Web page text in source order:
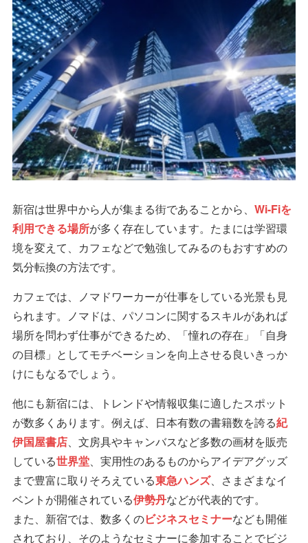
新宿は世界中から人が集まる街であることから、 Wi-Fiを
利用できる場所が多く存在しています。たまには学習環
境を変えて、カフェなどで勉強してみるのもおすすめの
気分転換の方法です。
カフェでは、ノマドワーカーが仕事をしている光景も見
られます。ノマドは、パソコンに関するスキルがあれば
場所を問わず仕事ができるため、「憧れの存在」「自身
の目標」としてモチベーションを向上させる良いきっか
けにもなるでしょう。
他にも新宿には、トレンドや情報収集に適したスポット
が数多くあります。例えば、日本有数の書籍数を誇る紀
伊国屋書店、文房具やキャンバスなど多数の画材を販売
している世界堂、実用性のあるものからアイデアグッズ
まで豊富に取りそろえている東急ハンズ、さまざまなイ
ベントが開催されている伊勢丹などが代表的です。
また、新宿では、数多くのビジネスセミナーなども開催
されており、そのようなセミナーに参加することでビジ